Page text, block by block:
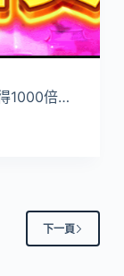
1000倍…
下一頁